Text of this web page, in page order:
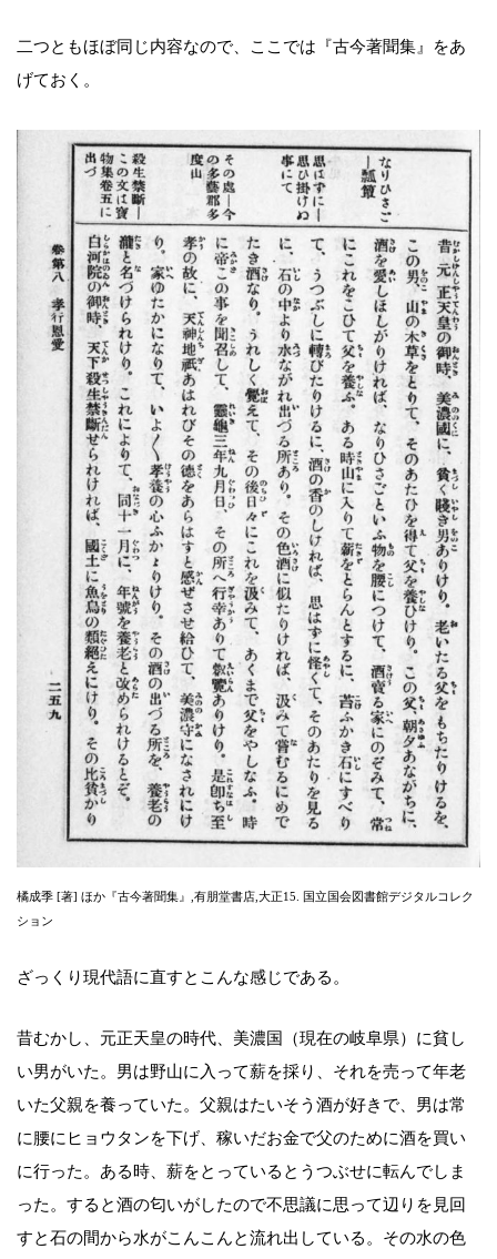
二つともほぼ同じ内容なので、ここでは『古今著聞集』をあ
げておく。
橘成季 [著] ほか『古今著聞集』,有朋堂書店,大正15. 国立国会図書館デジタルコレク
ション
ざっくり現代語に直すとこんな感じである。
昔むかし、元正天皇の時代、美濃国（現在の岐阜県）に貧し
い男がいた。男は野山に入って薪を採り、それを売って年老
いた父親を養っていた。父親はたいそう酒が好きで、男は常
に腰にヒョウタンを下げ、稼いだお金で父のために酒を買い
に行った。ある時、薪をとっているとうつぶせに転んでしま
った。すると酒の匂いがしたので不思議に思って辺りを見回
すと石の間から水がこんこんと流れ出している。その水の色